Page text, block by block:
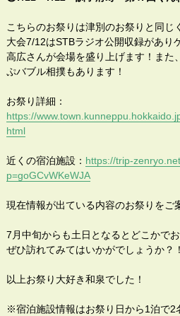
こちらのお祭りは津別のお祭りと同じ
大会7/12はSTBラジオ公開収録があり
高広さんが会場を盛り上げます！また
ぷバブル相撲もあります！
お祭り詳細：
https://
html
近くの宿泊施設： https://trip-
p=goGCvWKeWJA
現在情報が出ている内容のお祭りをご
7月中旬からも土日となるとどこかで
ぜひ訪れてみてはいかがでしょうか？！
以上お祭り大好き和泉でした！
※宿泊施設情報はお祭り日から1泊で2